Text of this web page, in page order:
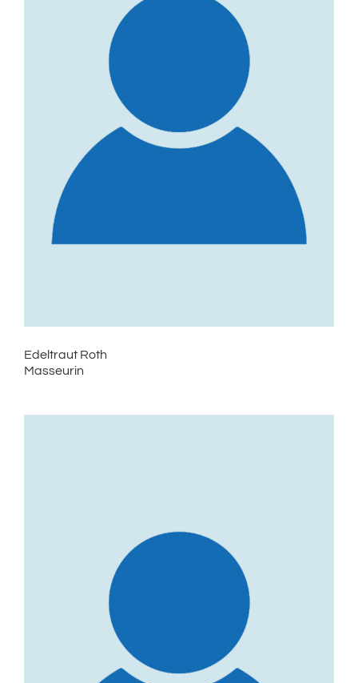
Edeltraut Roth
Masseurin